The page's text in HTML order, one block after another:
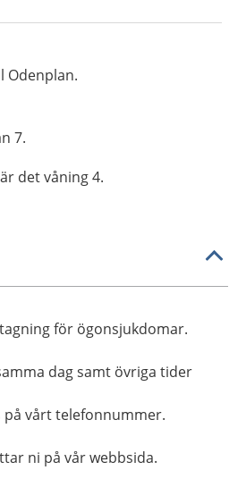
Odenplan.
7.
det våning 4.
för ögonsjukdomar.
dag samt övriga tider
på vårt telefonnummer.
ni på vår webbsida.